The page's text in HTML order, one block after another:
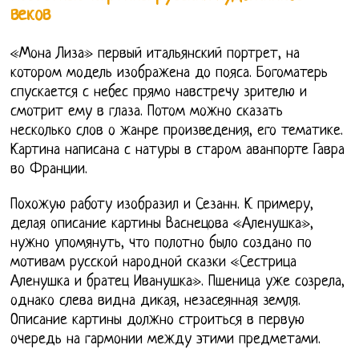
веков
«Мона Лиза» первый итальянский портрет, на
котором модель изображена до пояса. Богоматерь
спускается с небес прямо навстречу зрителю и
смотрит ему в глаза. Потом можно сказать
несколько слов о жанре произведения, его тематике.
Картина написана с натуры в старом аванпорте Гавра
во Франции.
Похожую работу изобразил и Сезанн. К примеру,
делая описание картины Васнецова «Аленушка»,
нужно упомянуть, что полотно было создано по
мотивам русской народной сказки «Сестрица
Аленушка и братец Иванушка». Пшеница уже созрела,
однако слева видна дикая, незасеянная земля.
Описание картины должно строиться в первую
очередь на гармонии между этими предметами.